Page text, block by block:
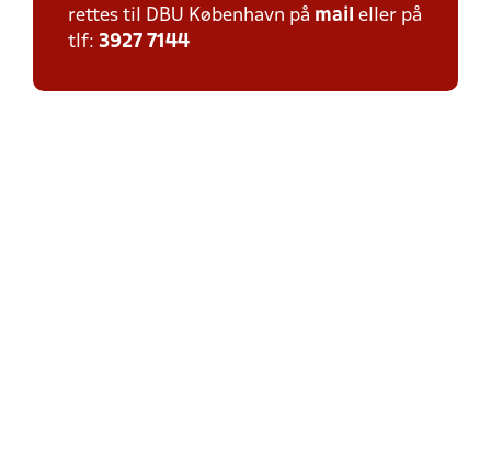
rettes til DBU København på mail eller på
tlf: 3927 7144